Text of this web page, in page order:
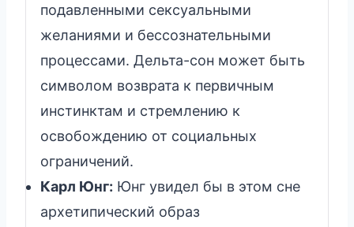
подавленными сексуальными
желаниями и бессознательными
процессами. Дельта-сон может быть
символом возврата к первичным
инстинктам и стремлению к
освобождению от социальных
ограничений.
Карл Юнг: Юнг увидел бы в этом сне
архетипический образ